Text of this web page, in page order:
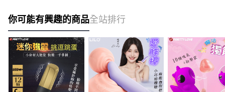
你可能有興趣的商品全站排行